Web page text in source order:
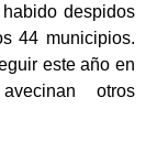
despidos
44 municipios.
este año en
otros